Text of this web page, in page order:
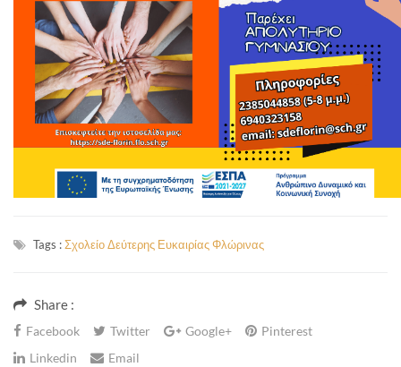
Tags :Σχολείο Δεύτερης Ευκαιρίας Φλώρινας
Share :
Facebook Twitter Google+
Pinterest
Linkedin
Email